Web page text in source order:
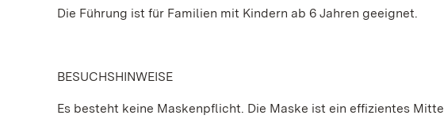
Die Führung ist für Familien mit Kindern ab 6 Jahren geeignet.
BESUCHSHINWEISE
Es besteht keine Maskenpflicht. Die Maske ist ein effizientes